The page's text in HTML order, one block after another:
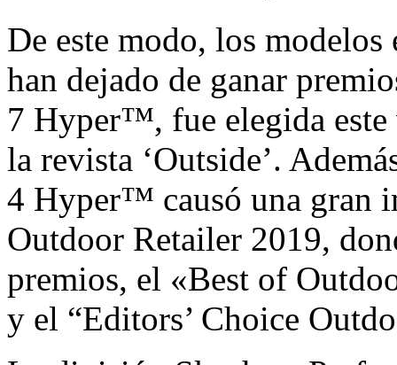
De este modo, los
han dejado de ganar
7 Hyper™, fue elegida
la revista ‘Outside’.
4 Hyper™ causó una gran
Outdoor Retailer 2019,
premios, el «Best of
y el “Editors’ Choice